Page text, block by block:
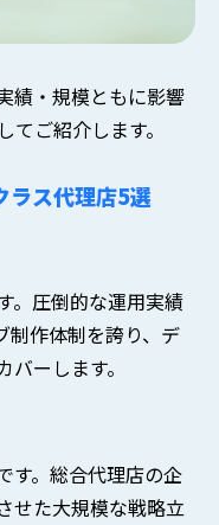
績・規模ともに影響
ご紹介します。
ラス代理店5選
。圧倒的な運用実績
制作体制を誇り、デ
ーします。
す。総合代理店の企
せた大規模な戦略立